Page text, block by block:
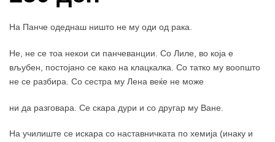
На Панче одеднаш ништо не му оди од рака.
Не, не се тоа некои си панчеванции. Со Лиле, во која е
вљубен, постојано се како на клацкалка. Со татко му воопшто
не се разбира. Со сестра му Лена веќе не може
ни да разговара. Се скара дури и со другар му Ване.
На училиште се искара со наставничката по хемија (инаку и